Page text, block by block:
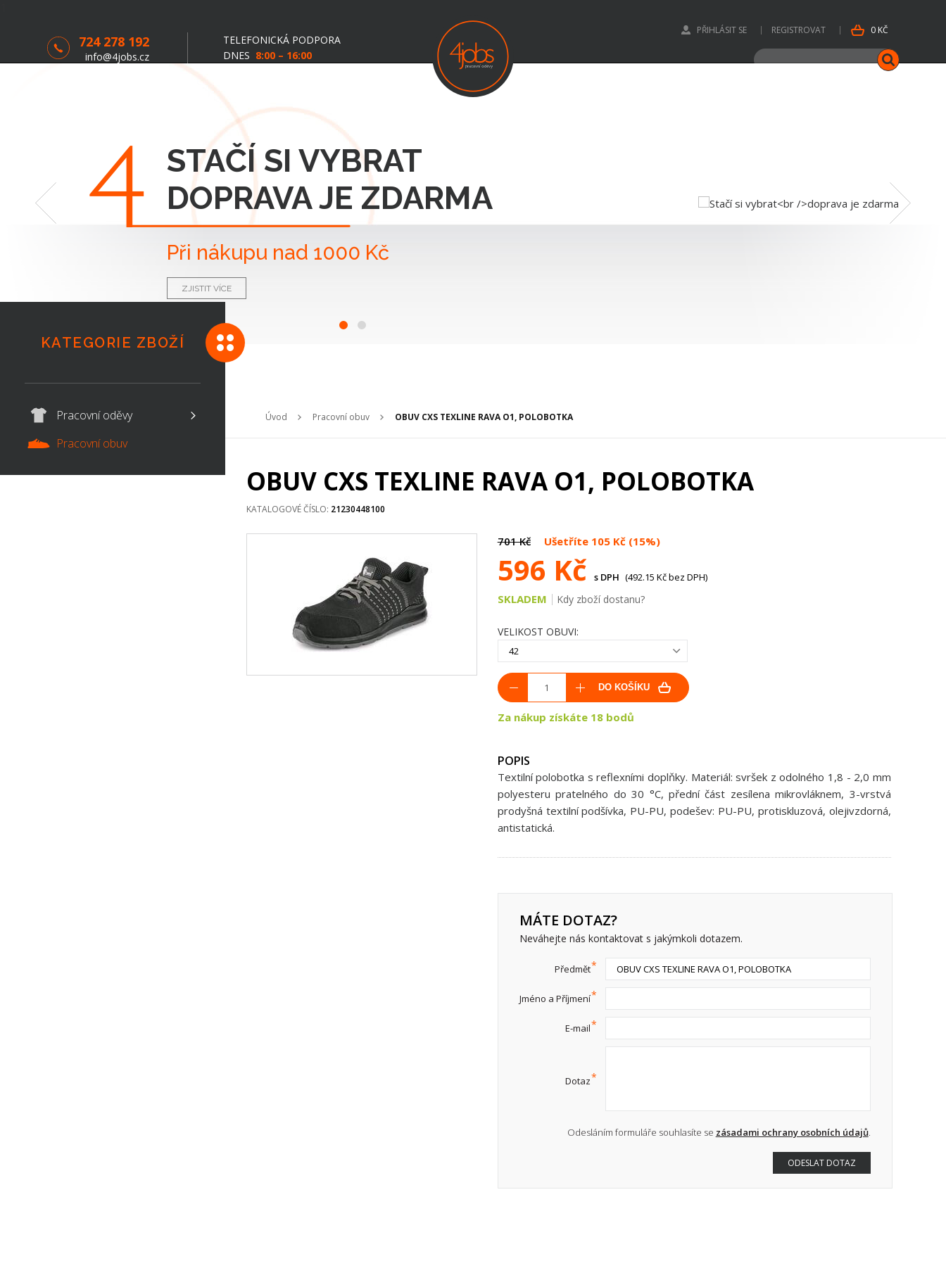
PŘIHLÁSIT SE REGISTROVAT 0 KČ
724 278 192
info@4jobs.cz
TELEFONICKÁ PODPORA
DNES 8:00 – 16:00
STAČÍ SI VYBRAT
DOPRAVA JE ZDARMA
Při nákupu nad 1000 Kč
ZJISTIT VÍCE
KATEGORIE ZBOŽÍ
Pracovní oděvy
Pracovní obuv
Úvod Pracovní obuv OBUV CXS TEXLINE RAVA O1, POLOBOTKA
OBUV CXS TEXLINE RAVA O1, POLOBOTKA
KATALOGOVÉ ČÍSLO: 21230448100
701 Kč Ušetříte 105 Kč (15%)
596 Kč s DPH (492.15 Kč bez DPH)
SKLADEM Kdy zboží dostanu?
VELIKOST OBUVI:
42
DO KOŠÍKU
Za nákup získáte 18 bodů
POPIS
Textilní polobotka s reflexními doplňky. Materiál: svršek z odolného 1,8 - 2,0 mm
polyesteru pratelného do 30 °C, přední část zesílena mikrovláknem, 3-vrstvá
prodyšná textilní podšívka, PU-PU, podešev: PU-PU, protiskluzová, olejivzdorná,
antistatická.
MÁTE DOTAZ?
Neváhejte nás kontaktovat s jakýmkoli dotazem.
Předmět*
Jméno a Příjmení*
E-mail*
Dotaz*
Odesláním formuláře souhlasíte se zásadami ochrany osobních údajů.